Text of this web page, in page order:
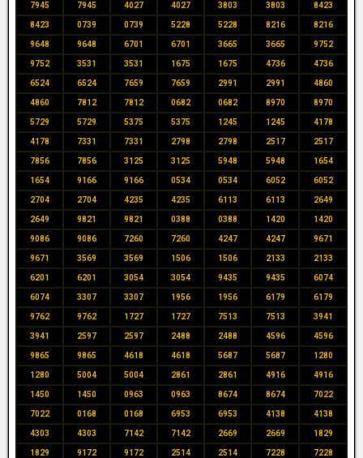
7945 7945 4027 4027 3803 3803 8423
8423 0739 0739 5228 5228 8216 8216
9648 9648 6701 6701 3665 3665 9752
9752 3531 3531 1675 1675 4736 4736
6524 6524 7659 7659 2991 2991 4860
4860 7812 7812 0682 0682 8970 8970
5729 5729 5375 5375 1245 1245 4178
4178 7331 7331 2798 2798 2517 2517
7856 7856 3125 3125 5948 5948 1654
1654 9166 9166 0534 0534 6052 6052
2704 2704 4235 4235 6113 6113 2649
2649 9821 9821 0388 0388 1420 1420
9086 9086 7260 7260 4247 4247 9671
9671 3569 3569 1506 1506 2133 2133
6201 6201 3054 3054 9435 9435 6074
6074 3307 3307 1956 1956 6179 6179
9762 9762 1727 1727 7513 7513 3941
3941 2597 2597 2488 2488 4596 4596
9865 9865 4618 4618 5687 5687 1280
1280 5004 5004 2861 2861 4916 4916
1450 1450 0963 0963 8674 8674 7022
7022 0168 0168 6953 6953 4138 4138
4303 4303 7142 7142 2669 2669 1829
1829 9172 9172 2514 2514 7228 7228